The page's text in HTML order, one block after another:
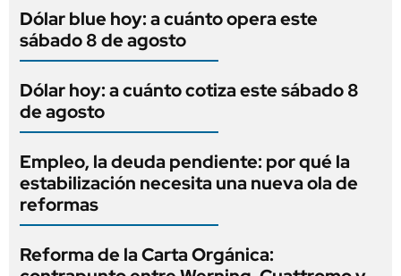
Dólar blue hoy: a cuánto opera este
sábado 8 de agosto
Dólar hoy: a cuánto cotiza este sábado 8
de agosto
Empleo, la deuda pendiente: por qué la
estabilización necesita una nueva ola de
reformas
Reforma de la Carta Orgánica: